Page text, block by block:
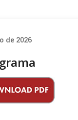
de 2026